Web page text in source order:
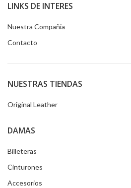
LINKS DE INTERES
Nuestra Compañia
Contacto
NUESTRAS TIENDAS
Original Leather
DAMAS
Billeteras
Cinturones
Accesorios